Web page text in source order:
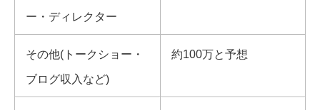
ー・ディレクター
その他(トークショー・
ブログ収入など)
約100万と予想